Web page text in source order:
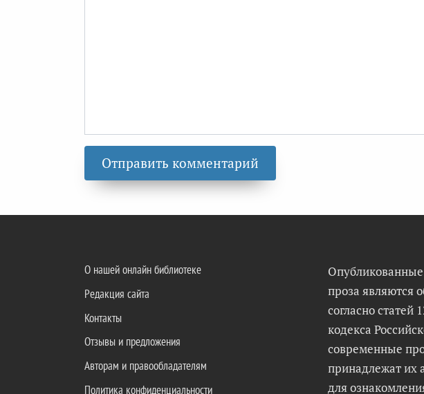
О нашей онлайн библиотеке
Редакция сайта
Контакты
Отзывы и предложения
Авторам и правообладателям
Политика конфиденциальности
Опубликованные
проза являются
согласно статей
кодекса
современные
принадлежат их
для